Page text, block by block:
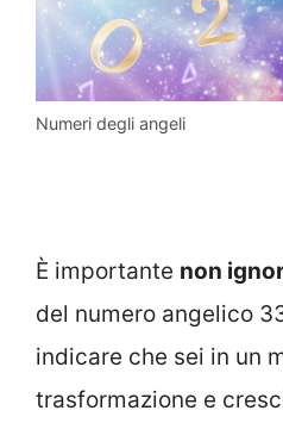
Numeri degli angeli
È importante non
del numero angelico
indicare che sei in un
trasformazione e